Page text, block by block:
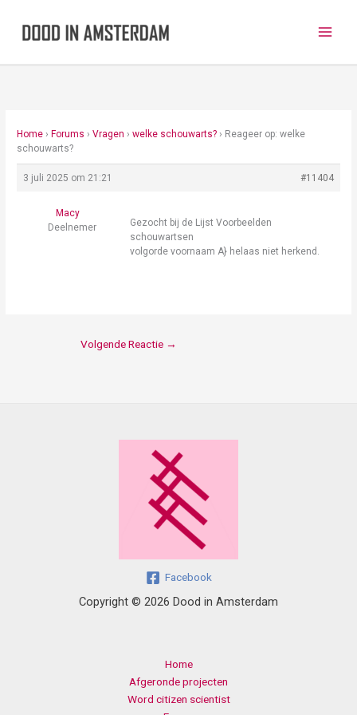
Home › Forums › Vragen › welke schouwarts? › Reageer op: welke
schouwarts?
3 juli 2025 om 21:21 #11404
Macy
Deelnemer
Gezocht bij de Lijst Voorbeelden
schouwartsen
volgorde voornaam A} helaas niet herkend.
Volgende Reactie →
Facebook
Copyright © 2026 Dood in Amsterdam
Home
Afgeronde projecten
Word citizen scientist